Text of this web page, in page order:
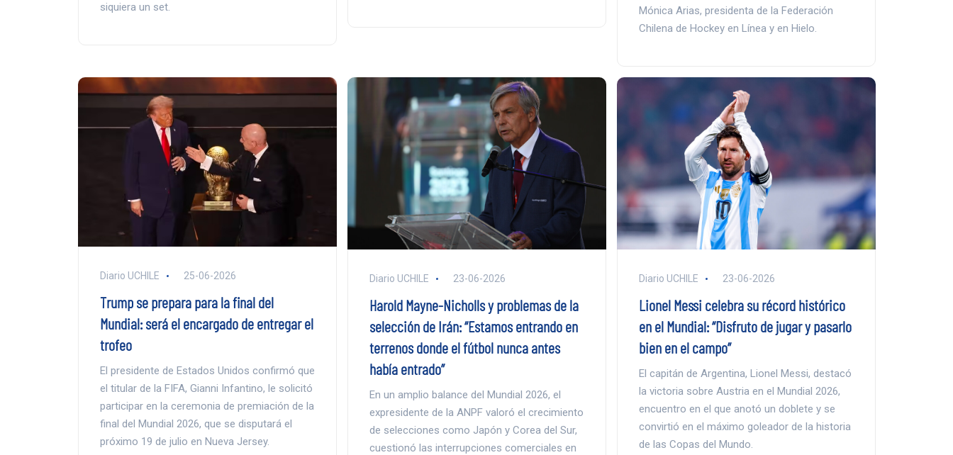
siquiera un set.
Mónica Arias, presidenta de la Federación
Chilena de Hockey en Línea y en Hielo.
Diario UCHILE 25-06-2026
Trump se prepara para la final del
Mundial: será el encargado de entregar el
trofeo
El presidente de Estados Unidos confirmó que
el titular de la FIFA, Gianni Infantino, le solicitó
participar en la ceremonia de premiación de la
final del Mundial 2026, que se disputará el
próximo 19 de julio en Nueva Jersey.
Diario UCHILE 23-06-2026
Harold Mayne-Nicholls y problemas de la
selección de Irán: “Estamos entrando en
terrenos donde el fútbol nunca antes
había entrado”
En un amplio balance del Mundial 2026, el
expresidente de la ANPF valoró el crecimiento
de selecciones como Japón y Corea del Sur,
cuestionó las interrupciones comerciales en
Diario UCHILE 23-06-2026
Lionel Messi celebra su récord histórico
en el Mundial: “Disfruto de jugar y pasarlo
bien en el campo”
El capitán de Argentina, Lionel Messi, destacó
la victoria sobre Austria en el Mundial 2026,
encuentro en el que anotó un doblete y se
convirtió en el máximo goleador de la historia
de las Copas del Mundo.